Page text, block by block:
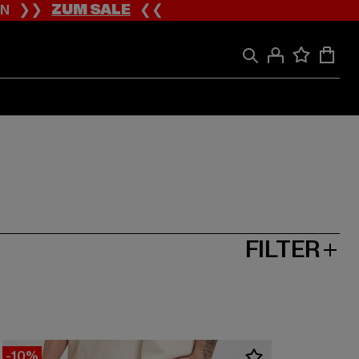
❯❯ZUM SALE❮❮
FILTER